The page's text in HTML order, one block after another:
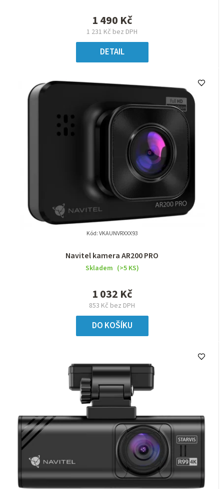
1 231 Kč bez DPH
1 490 Kč
DETAIL
Navitel kamera AR200 PRO
Skladem (>5 KS)
853 Kč bez DPH
1 032 Kč
DO KOŠÍKU
Kód:VKAUNVRXXX93